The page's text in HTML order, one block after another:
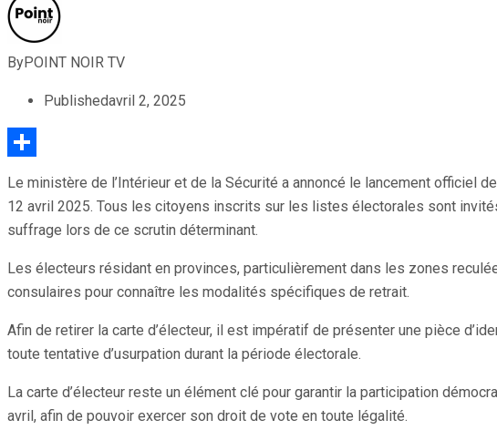
ByPOINT NOIR TV
Publishedavril 2, 2025
Le ministère de l’Intérieur et de la Sécurité a annoncé le lancement officiel
12 avril 2025. Tous les citoyens inscrits sur les listes électorales sont
suffrage lors de ce scrutin déterminant.
Les électeurs résidant en provinces, particulièrement dans les zones
consulaires pour connaître les modalités spécifiques de retrait.
Afin de retirer la carte d’électeur, il est impératif de présenter une pièce
toute tentative d’usurpation durant la période électorale.
La carte d’électeur reste un élément clé pour garantir la participation
avril, afin de pouvoir exercer son droit de vote en toute légalité.